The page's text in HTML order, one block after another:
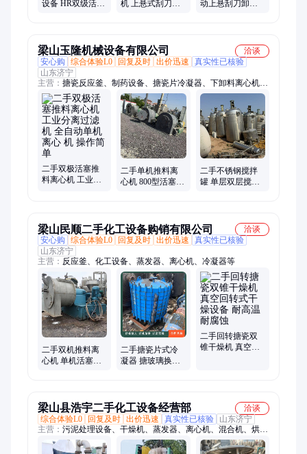
设备 HR双级活塞
机 上悬式刮刀下
动上悬刮刀卸料
梁山玉隆机械设备有限公司
洽谈
安心购
综合体验L0 回复及时 出价迅速
真实性已核验
山东济宁
主营： 搪瓷反应釜、制药设备、搪瓷片冷凝器、下卸料离心机、
不锈钢冷凝器、工业污水处理、三合一干燥机、二手超重力床、
搪玻璃反应罐、不锈钢离心筛、真空回转干燥机、空心桨叶干燥
机、二手蒸发器
二手双极活塞推
料离心机 工业分
二手单机推料离
心机 800型活塞推
二手不锈钢搅拌
罐 单层双层搅拌
梁山民顺二手化工设备购销有限公司
洽谈
安心购
综合体验L0 回复及时 出价迅速
真实性已核验
山东济宁
主营： 反应釜、化工设备、蒸发器、离心机、冷凝器等
二手双机推料离
心机 单机活塞推
二手搪瓷片式冷
凝器 搪玻璃换热
二手回转搪瓷双
锥干燥机 真空回
梁山县浩宇二手化工设备经营部
洽谈
综合体验L0
回复及时 出价迅速 真实性已核验
山东济宁
主营： 污泥处理设备、干燥机、蒸发器、离心机、混合机、烘干
机、反应釜、制药设备、食品设备、化工设备、饲料设备、饮料